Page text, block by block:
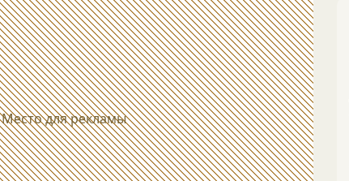
Место для рекламы